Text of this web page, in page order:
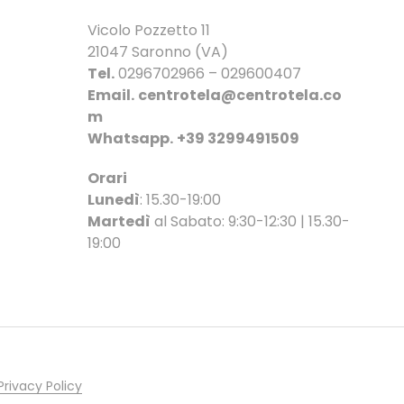
nella
pagina
del
prodotto
Vicolo Pozzetto 11
21047 Saronno (VA)
Tel.0296702966 – 029600407
Email. centrotela@centrotela.co
m
Whatsapp. +39 3299491509
Orari
Lunedì: 15.30-19:00
Martedì al Sabato: 9:30-12:30 | 15.30-
19:00
Policy